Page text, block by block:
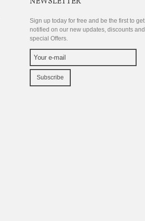
Sign up today for free and be the first to get
notified on our new updates, discounts and
special Offers.
Subscribe